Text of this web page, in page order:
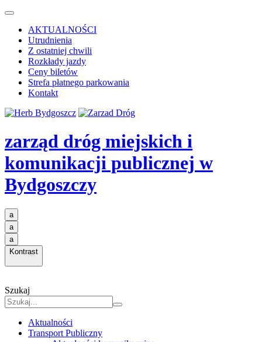
AKTUALNOŚCI
Utrudnienia
Z ostatniej chwili
Rozkłady jazdy
Ceny biletów
Strefa płatnego parkowania
Kontakt
zarząd dróg miejskich i
komunikacji publicznej w
Bydgoszczy
a
a
a
Kontrast
Szukaj
Aktualności
Transport Publiczny